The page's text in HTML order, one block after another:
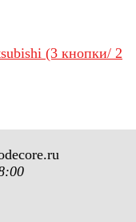
(3 кнопки/ 2